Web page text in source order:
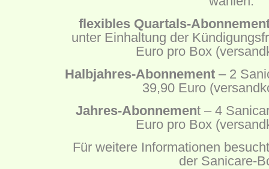
flexibles Quartals-
unter Einhaltung der
Euro pro Box
Halbjahres-Abonnement – 2
39,90 Euro
Jahres-Abonnement – 4
Euro pro Box
Für weitere Informationen
der Sanicare-